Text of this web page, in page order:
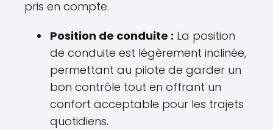
pris en compte.
Position de conduite : La position
de conduite est légèrement inclinée,
permettant au pilote de garder un
bon contrôle tout en offrant un
confort acceptable pour les trajets
quotidiens.